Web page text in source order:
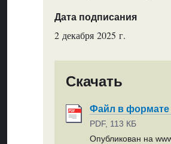
Дата подписания
2 декабря 2025 г.
Скачать
Файл в формате
PDF, 113 КБ
Опубликован на